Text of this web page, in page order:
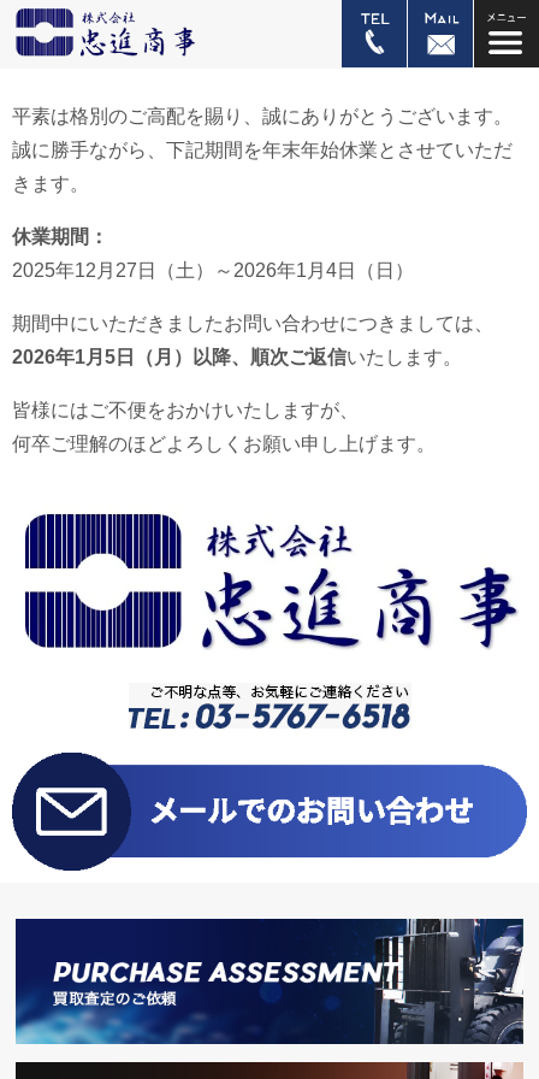
平素は格別のご高配を賜り、誠にありがとうございます。
誠に勝手ながら、下記期間を年末年始休業とさせていただ
きます。
休業期間：
2025年12月27日（土）～2026年1月4日（日）
期間中にいただきましたお問い合わせにつきましては、
2026年1月5日（月）以降、順次ご返信いたします。
皆様にはご不便をおかけいたしますが、
何卒ご理解のほどよろしくお願い申し上げます。